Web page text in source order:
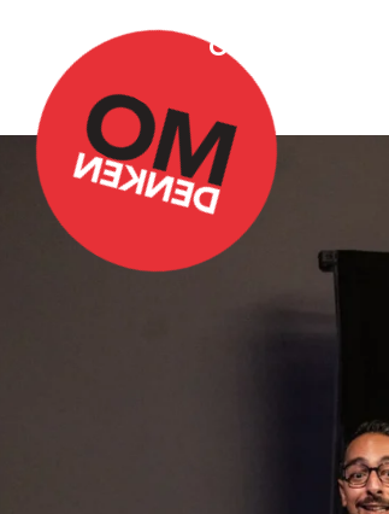
Over Omdenken